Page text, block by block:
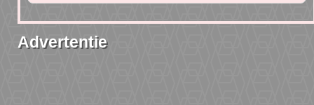
Advertentie